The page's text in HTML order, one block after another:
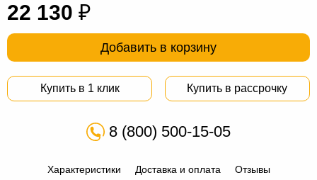
из
ротанга
Садовая
мебель
Косметологическое
оборудование
22 130 ₽
Добавить в корзину
Купить в 1 клик Купить в рассрочку
8 (800) 500-15-05
Характеристики Доставка и оплата Отзывы